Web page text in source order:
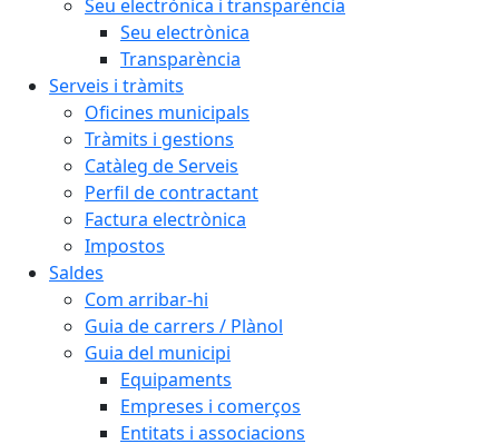
Seu electrònica i transparència
Seu electrònica
Transparència
Serveis i tràmits
Oficines municipals
Tràmits i gestions
Catàleg de Serveis
Perfil de contractant
Factura electrònica
Impostos
Saldes
Com arribar-hi
Guia de carrers / Plànol
Guia del municipi
Equipaments
Empreses i comerços
Entitats i associacions